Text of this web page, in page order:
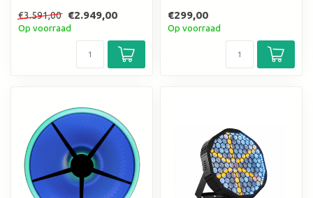
Neutron...
€3.591,00 €2.949,00
Op voorraad
€299,00
Op voorraad